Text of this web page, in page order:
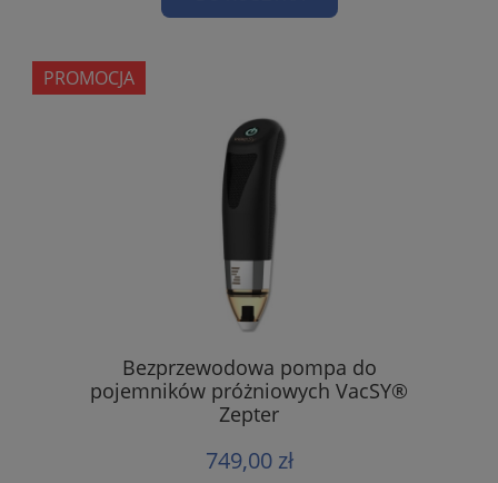
Bezprzewodowa pompa do
pojemników próżniowych VacSY®
Zepter
749,00 zł
PROMOCJA